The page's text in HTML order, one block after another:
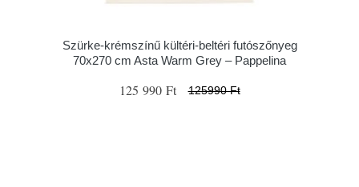
Szürke-krémszínű kültéri-beltéri futószőnyeg
70x270 cm Asta Warm Grey – Pappelina
125 990 Ft 125990 Ft